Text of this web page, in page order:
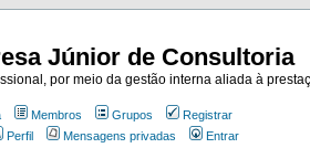
Júnior de Consultoria
por meio da gestão interna aliada à
Membros Grupos
Registrar
Perfil Mensagens privadas Entrar